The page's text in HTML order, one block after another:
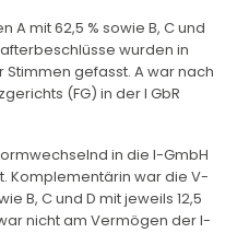
A mit 62,5 % sowie B, C und
wurden in
Stimmen gefasst. A war nach
(FG) in der I GbR
in die I-GmbH
Komplementärin war die V-
B, C und D mit jeweils 12,5
nicht am Vermögen der I-